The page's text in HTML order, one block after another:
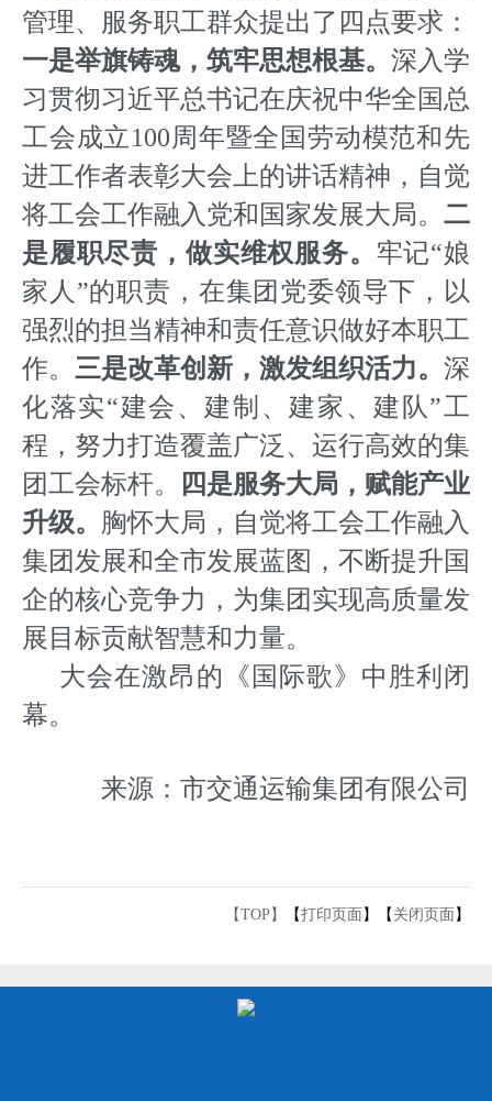
管理、服务职工群众提出了四点要求：
一是举旗铸魂，筑牢思想根基。 深入学
习贯彻习近平总书记在庆祝中华全国总
工会成立100周年暨全国劳动模范和先
进工作者表彰大会上的讲话精神，自觉
将工会工作融入党和国家发展大局。 二
是履职尽责，做实维权服务。 牢记“娘
家人”的职责，在集团党委领导下，以
强烈的担当精神和责任意识做好本职工
作。 三是改革创新，激发组织活力。 深
化落实“建会、建制、建家、建队”工
程，努力打造覆盖广泛、运行高效的集
团工会标杆。
四是服务大局，赋能产业
升级。 胸怀大局，自觉将工会工作融入
集团发展和全市发展蓝图，不断提升国
企的核心竞争力，为集团实现高质量发
展目标贡献智慧和力量。
大会在激昂的《国际歌》中胜利闭
幕。
来源：市交通运输集团有限公司
【TOP】 【打印页面 】【 关闭页面 】